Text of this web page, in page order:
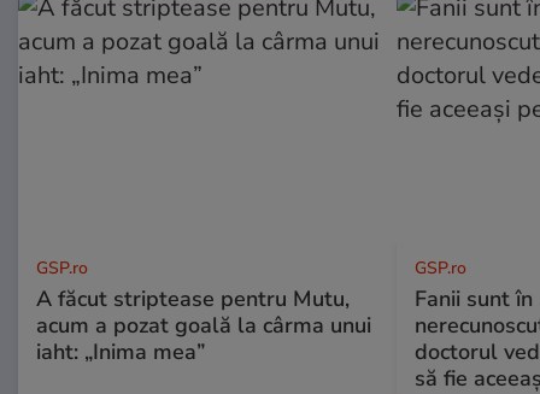
GSP.ro
A făcut striptease pentru Mutu,
acum a pozat goală la cârma unui
iaht: „Inima mea”
GSP.ro
Fanii sunt în
doctorul
să fie